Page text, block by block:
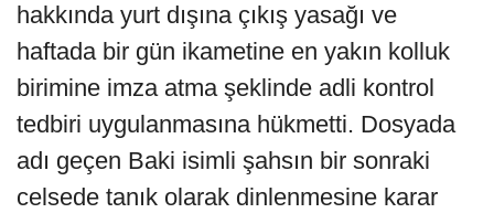
hakkında yurt dışına çıkış yasağı ve
haftada bir gün ikametine en yakın kolluk
birimine imza atma şeklinde adli kontrol
tedbiri uygulanmasına hükmetti. Dosyada
adı geçen Baki isimli şahsın bir sonraki
celsede tanık olarak dinlenmesine karar